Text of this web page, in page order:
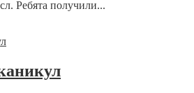
Ребята получили...